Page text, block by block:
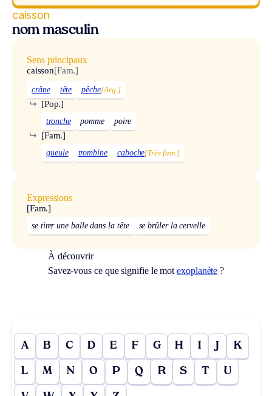
caisson
nom masculin
Sens principaux
caisson[Fam.]
crâne tête pêche[Arg.]
[Pop.]
↪
tronche pomme poire
[Fam.]
↪
gueule trombine caboche[Très fam.]
Expressions
[Fam.]
se tirer une balle dans la tête se brûler la cervelle
À découvrir
Savez-vous ce que signifie le motexoplanète ?
A B C D E F G H I J K
L M N O P Q R S T U